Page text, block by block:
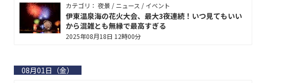
カテゴリ： 夜景 / ニュース / イベント
伊東温泉海の花火大会、最大3夜連続！いつ見てもいい
から混雑とも無縁で最高すぎる
2025年08月18日 12時00分
08月01日（金）